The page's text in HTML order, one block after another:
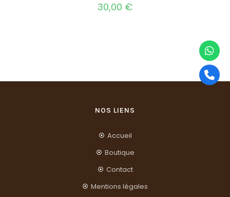
30,00 €
NOS LIENS
Accueil
Boutique
Contact
Mentions légales